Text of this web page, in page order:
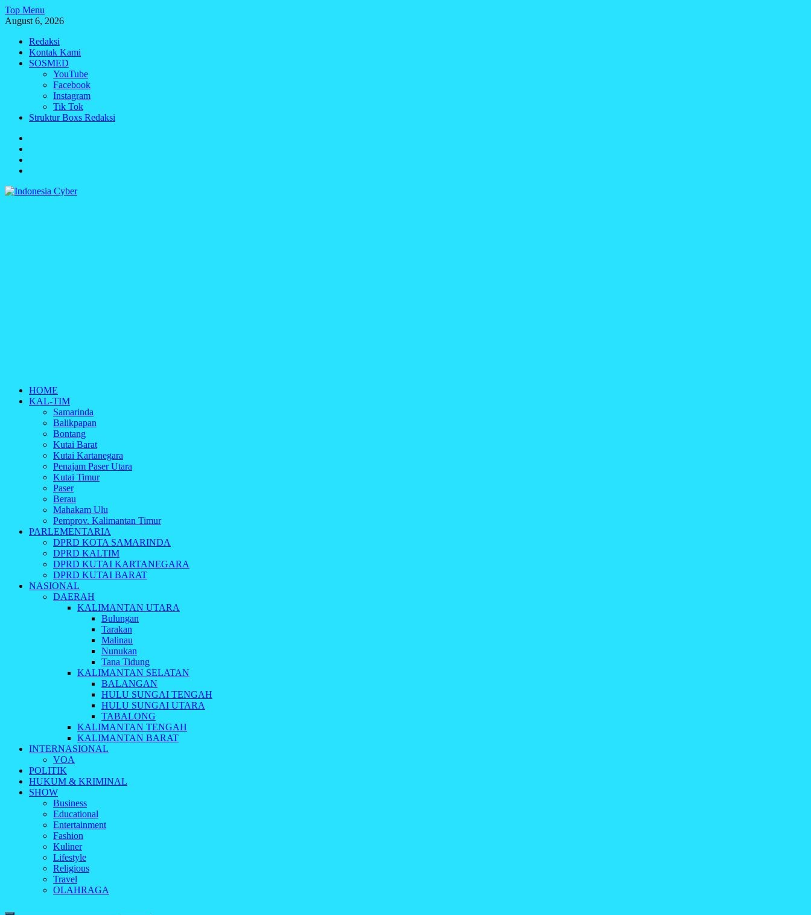
Skip
to
Top Menu
August 6, 2026
Redaksi
Kontak Kami
SOSMED
YouTube
Facebook
Instagram
Tik Tok
Struktur Boxs Redaksi
Redaksi
HOME
KAL-TIM
Samarinda
Balikpapan
Bontang
Kutai Barat
Kutai Kartanegara
Penajam Paser Utara
Kutai Timur
Paser
Berau
Mahakam Ulu
Pemprov. Kalimantan Timur
PARLEMENTARIA
DPRD KOTA SAMARINDA
DPRD KALTIM
DPRD KUTAI KARTANEGARA
DPRD KUTAI BARAT
NASIONAL
DAERAH
KALIMANTAN UTARA
Bulungan
Tarakan
Malinau
Nunukan
Tana Tidung
KALIMANTAN SELATAN
BALANGAN
HULU SUNGAI TENGAH
HULU SUNGAI UTARA
TABALONG
KALIMANTAN TENGAH
KALIMANTAN BARAT
INTERNASIONAL
VOA
POLITIK
HUKUM & KRIMINAL
SHOW
Business
Educational
Entertainment
Fashion
Kuliner
Lifestyle
Religious
Travel
OLAHRAGA